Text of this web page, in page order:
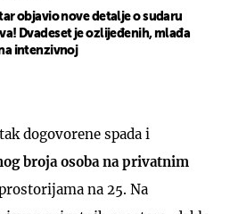
objavio nove detalje o sudaru
Dvadeset je ozlijeđenih, mlađa
intenzivnoj
dogovorene spada i
broja osoba na privatnim
na 25. Na